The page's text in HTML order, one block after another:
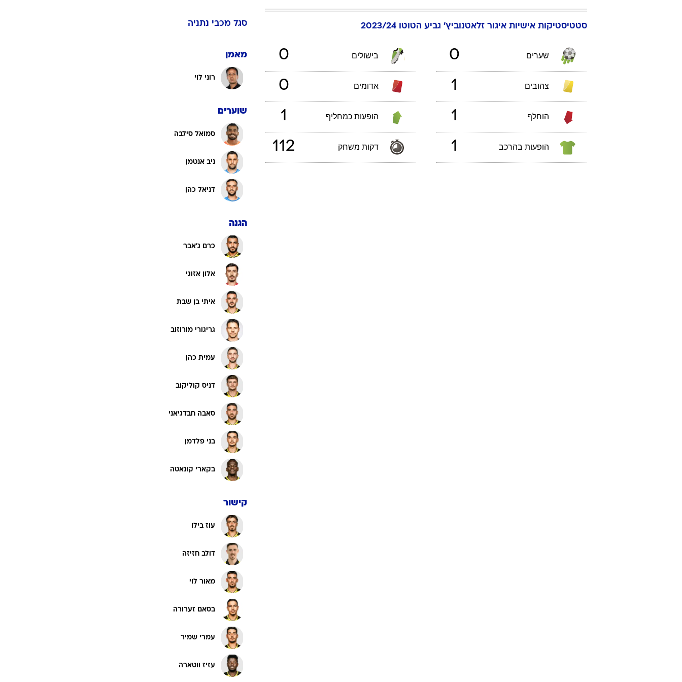
לוח שידורים
משרד החוץ
יורו צעירות 2013
גולף
תקצירים
סטטיסטיקות אישיות איגור זלאטנוביץ' גביע הטוטו 2023/24
שערים 0 בישולים 0
צהובים 1 אדומים 0
הוחלף 1 הופעות כמחליף 1
הופעות בהרכב 1 דקות משחק 112
סגל מכבי נתניה
מאמן
רוני לוי
שוערים
סמואל סילבה
ניב אנטמן
דניאל כהן
הגנה
כרם ג'אבר
אלון אזוגי
איתי בן שבת
גריגורי מורוזוב
עמית כהן
דניס קוליקוב
סאבה חבדגיאני
בני פלדמן
בקארי קונאטה
קישור
עוז בילו
דולב חזיזה
מאור לוי
בסאם זערורה
עמרי שמיר
עזיז ווטארה